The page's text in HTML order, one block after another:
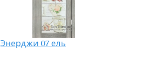
Энерджи 07 ель